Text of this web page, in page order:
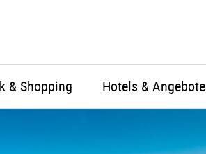
& Shopping Hotels & Angebote